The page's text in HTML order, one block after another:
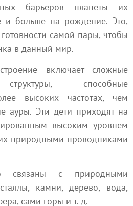
барьеров планеты их
и больше на рождение. Это,
самой пары, чтобы
в данный мир.
включает сложные
структуры, способные
высоких частотах, чем
ауры. Эти дети приходят на
высоким уровнем
природными проводниками
связаны с природными
камни, дерево, вода,
сами горы и т. д.